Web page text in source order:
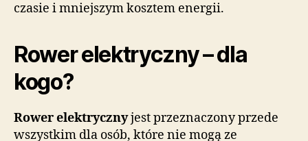
czasie i mniejszym kosztem energii.
Rower elektryczny – dla
kogo?
Rower elektrycznyjest przeznaczony przede
wszystkim dla osób, które nie mogą ze